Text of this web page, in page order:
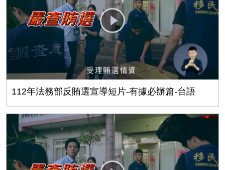
112年法務部反賄選宣導短片-有據必辦篇-台語